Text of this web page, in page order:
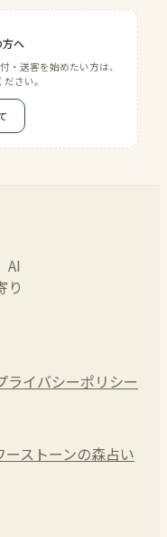
方へ
・送客を始めたい方は、
さい。
AI
り
ライバシーポリシー
ーストーンの森占い